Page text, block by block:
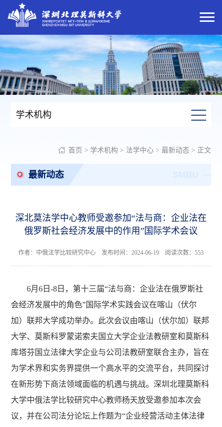
学术机构
首页 > 学术机构 > 法学中心> 最新动态> 正文
最新动态
深北莫法学中心教师受邀参加“法与商：企业法在
俄罗斯社会经济发展中的作用”国际学术会议
作者：中俄法学比较研究中心 发布时间：2024-06-19 阅读次数： 553
6月6日-8日，第十三届“法与商：企业法在俄罗斯社
会经济发展中的角色”国际学术实践会议在喀山（伏尔
加）联邦大学成功举办。此次会议由喀山（伏尔加）联邦
大学、莫斯科罗蒙诺索夫国立大学企业法教研室和莫斯科
库塔芬国立法律大学企业与公司法教研室联合主办，旨在
为学术界和实务界提供一个高水平的交流平台，共同探讨
在新形势下商法领域面临的机遇与挑战。深圳北理莫斯科
大学中俄法学比较研究中心教师杨天放受邀参加本次会
议，并在公司法分论坛上作题为“企业经营活动主体法律